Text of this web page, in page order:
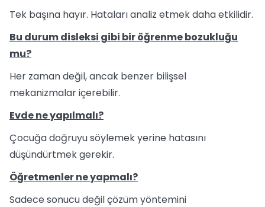
Tek başına hayır. Hataları analiz etmek daha etkilidir.
Bu durum disleksi gibi bir öğrenme bozukluğu
mu?
Her zaman değil, ancak benzer bilişsel
mekanizmalar içerebilir.
Evde ne yapılmalı?
Çocuğa doğruyu söylemek yerine hatasını
düşündürtmek gerekir.
Öğretmenler ne yapmalı?
Sadece sonucu değil çözüm yöntemini